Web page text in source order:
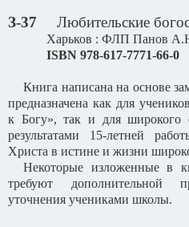
З-37 Любительские
Харьков : ФЛП Панов А.Н.,
ISBN 978-617-7771-66-0
Книга написана на основе
предназначена как для
к Богу», так и для широкого
результатами 15-летней
Христа в истине и жизни
Некоторые изложенные в
требуют дополнительной
уточнения учениками школы.